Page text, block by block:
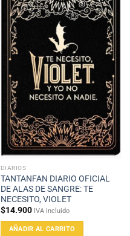
DIARIOS
TANTANFAN DIARIO OFICIAL
DE ALAS DE SANGRE: TE
NECESITO, VIOLET
$14.900 IVA incluido
AÑADIR AL CARRITO